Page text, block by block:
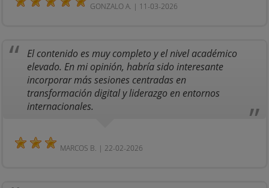
GONZALO A. | 11-03-2026
El contenido es muy completo y el nivel académico
elevado. En mi opinión, habría sido interesante
incorporar más sesiones centradas en
transformación digital y liderazgo en entornos
internacionales.
MARCOS B. | 22-02-2026